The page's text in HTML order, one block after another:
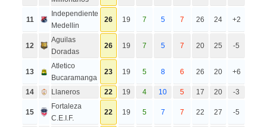
11
Independiente
Medellin
26 19 7 5 7 26 24 +2
12
Aguilas
Doradas
26 19 7 5 7 20 25 -5
13
Atletico
Bucaramanga
23 19 5 8 6 26 20 +6
14 Llaneros 22 19 4 10 5 17 20 -3
15
Fortaleza
C.E.I.F.
22 19 5 7 7 22 27 -5